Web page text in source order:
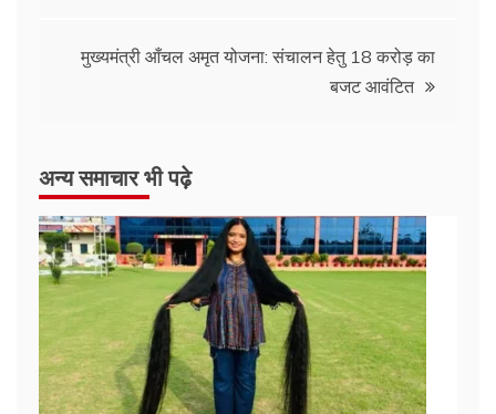
मुख्यमंत्री आँचल अमृत योजना: संचालन हेतु 18 करोड़ का
बजट आवंटित
अन्य समाचार भी पढ़े